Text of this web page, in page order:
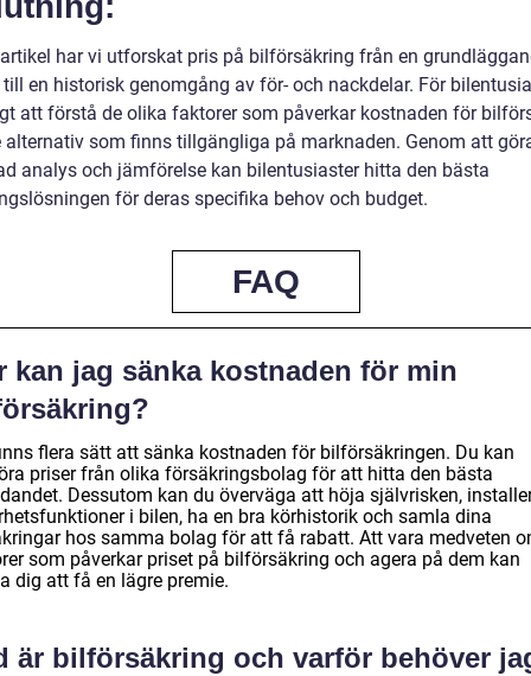
har vi utforskat pris på bilförsäkring från en
en historisk genomgång av för- och nackdelar. För
att förstå de olika faktorer som påverkar kostnaden för
alternativ som finns tillgängliga på marknaden. Genom att
analys och jämförelse kan bilentusiaster hitta den bästa
för deras specifika behov och budget.
FAQ
kan jag sänka kostnaden för min
flera sätt att sänka kostnaden för bilförsäkringen. Du kan
priser från olika försäkringsbolag för att hitta den bästa
Dessutom kan du överväga att höja självrisken,
i bilen, ha en bra körhistorik och samla dina
hos samma bolag för att få rabatt. Att vara medveten
som påverkar priset på bilförsäkring och agera på dem kan
dig att få en lägre premie.
är bilförsäkring och varför behöver